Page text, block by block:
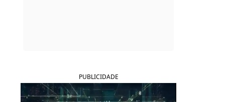
PUBLICIDADE